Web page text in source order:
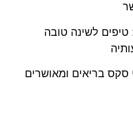
לשינה טובה
סקס בריאים ומאושרים